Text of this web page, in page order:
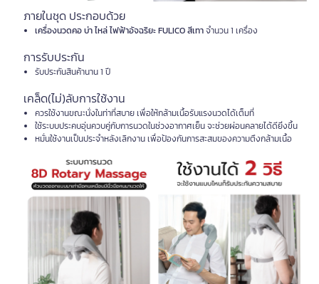
ภายในชุด ประกอบด้วย
เครื่องนวดคอ บ่า ไหล่ ไฟฟ้าอัจฉริยะ FULICO สีเทาจำนวน 1 เครื่อง
การรับประกัน
รับประกันสินค้านาน 1 ปี
เคล็ด(ไม่)ลับการใช้งาน
ควรใช้งานขณะนั่งในท่าที่สบาย เพื่อให้กล้ามเนื้อรับแรงนวดได้เต็มที่
ใช้ระบบประคบอุ่นควบคู่กับการนวดในช่วงอากาศเย็น จะช่วยผ่อนคลายได้ดียิ่งขึ้น
หมั่นใช้งานเป็นประจำหลังเลิกงาน เพื่อป้องกันการสะสมของความตึงกล้ามเนื้อ